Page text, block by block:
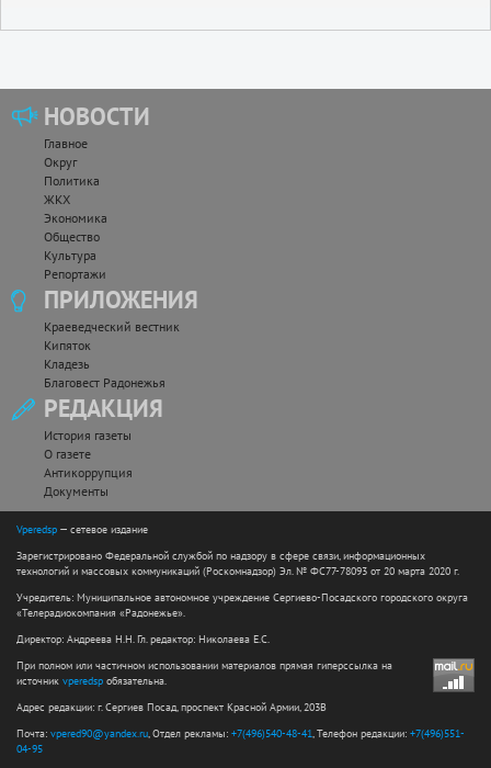
НОВОСТИ
Главное
Округ
Политика
ЖКХ
Экономика
Общество
Культура
Репортажи
ПРИЛОЖЕНИЯ
Краеведческий вестник
Кипяток
Кладезь
Благовест Радонежья
РЕДАКЦИЯ
История газеты
О газете
Антикоррупция
Документы
Vperedsp — сетевое издание
Зарегистрировано Федеральной службой по надзору в сфере связи, информационных
технологий и массовых коммуникаций (Роскомнадзор) Эл. № ФС77-78093 от 20 марта 2020 г.
Учредитель: Муниципальное автономное учреждение Сергиево-Посадского городского округа
«Телерадиокомпания «Радонежье».
Директор: Андреева Н.Н. Гл. редактор: Николаева Е.С.
При полном или частичном использовании материалов прямая гиперссылка на
источник vperedsp обязательна.
Адрес редакции: г. Сергиев Посад, проспект Красной Армии, 203В
Почта: vpered90@yandex.ru, Отдел рекламы: +7(496)540-48-41, Телефон редакции: +7(496)551-
04-95